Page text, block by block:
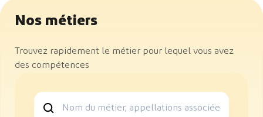
Nos métiers
Trouvez rapidement le métier pour lequel vous avez
des compétences
Nom du métier